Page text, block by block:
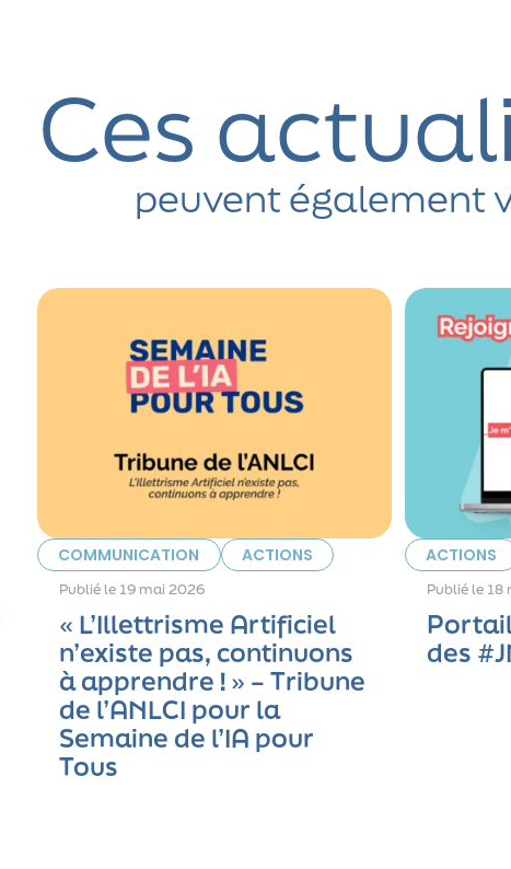
Ces
peuvent également
COMMUNICATION ACTIONS
Publié le 19 mai 2026
« L’Illettrisme Artificiel
n’existe pas, continuons
à apprendre ! » – Tribune
de l’ANLCI pour la
Semaine de l’IA pour
Tous
ACTIONS
Publié le 18
des